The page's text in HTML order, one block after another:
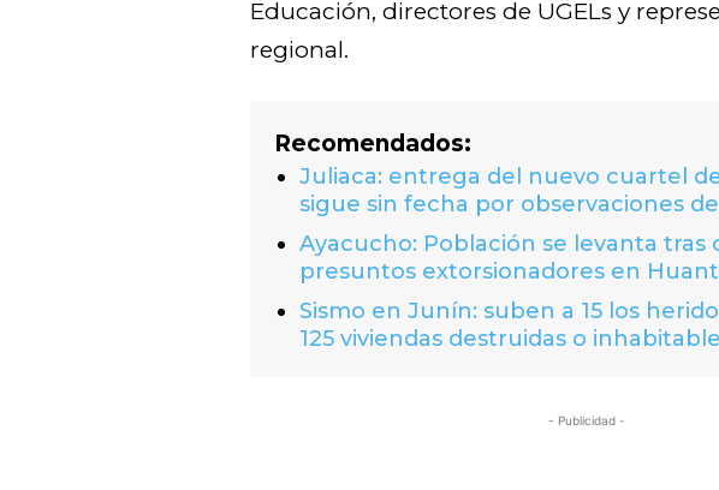
Educación, directores de UGELs y
regional.
Recomendados:
Juliaca: entrega del nuevo cuartel
sigue sin fecha por observaciones
Ayacucho: Población se levanta tras
presuntos extorsionadores en
Sismo en Junín: suben a 15 los
125 viviendas destruidas o
- Publicidad -